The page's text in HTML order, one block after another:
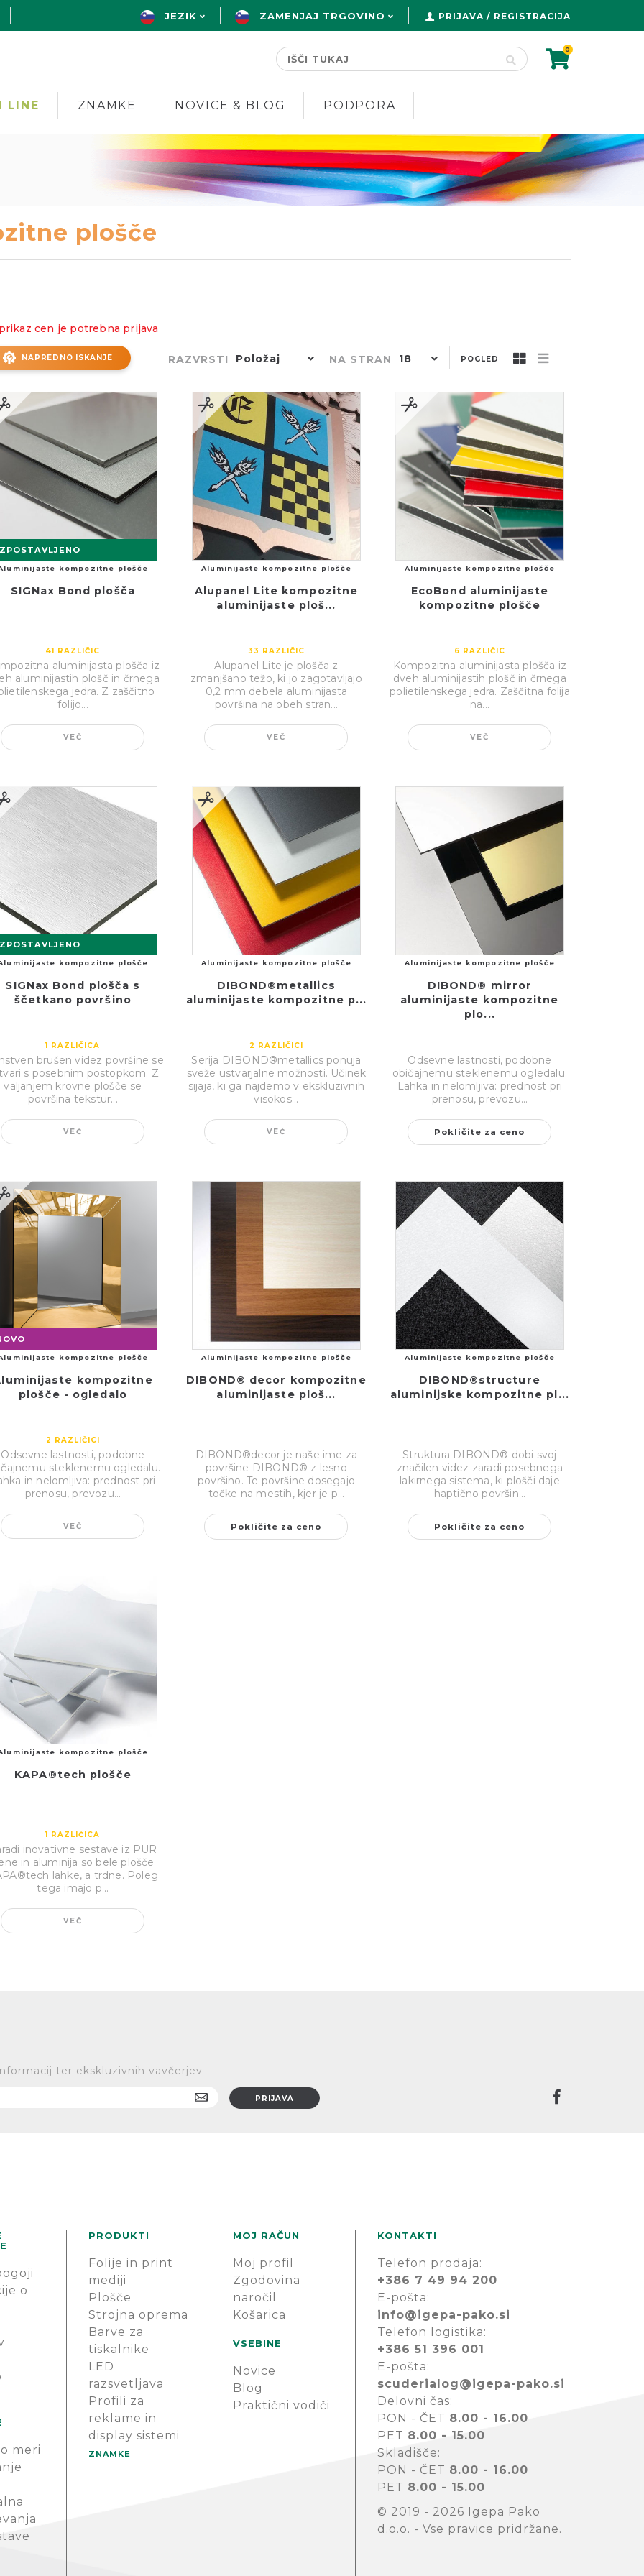
JEZIK ZAMENJAJ TRGOVINO
0
PRIJAVA / REGISTRACIJA
LINE ZNAMKE NOVICE & BLOG PODPORA
plošče
cen je potrebna prijava
RAZVRSTI Položaj NA STRAN 18 POGLED
NAPREDNO ISKANJE
kompozitne plošče
SIGNax Bond plošča
41 RAZLIČIC
aluminijasta plošča iz
aluminijastih plošč in črnega
jedra. Z zaščitno
folijo...
VEČ
Aluminijaste kompozitne plošče
Alupanel Lite kompozitne
aluminijaste ploš...
33 RAZLIČIC
Alupanel Lite je plošča z
zmanjšano težo, ki jo zagotavljajo
0,2 mm debela aluminijasta
površina na obeh stran...
VEČ
Aluminijaste kompozitne plošče
EcoBond aluminijaste
kompozitne plošče
6 RAZLIČIC
Kompozitna aluminijasta plošča iz
dveh aluminijastih plošč in črnega
polietilenskega jedra. Zaščitna folija
na...
VEČ
kompozitne plošče
SIGNax Bond plošča s
ščetkano površino
1 RAZLIČICA
brušen videz površine se
s posebnim postopkom. Z
valjanjem krovne plošče se
površina tekstur...
VEČ
Aluminijaste kompozitne plošče
DIBOND®metallics
aluminijaste kompozitne p...
2 RAZLIČICI
Serija DIBOND®metallics ponuja
sveže ustvarjalne možnosti. Učinek
sijaja, ki ga najdemo v ekskluzivnih
visokos...
VEČ
Aluminijaste kompozitne plošče
DIBOND® mirror
aluminijaste kompozitne
plo...
Odsevne lastnosti, podobne
običajnemu steklenemu ogledalu.
Lahka in nelomljiva: prednost pri
prenosu, prevozu...
Pokličite za ceno
kompozitne plošče
kompozitne
plošče - ogledalo
2 RAZLIČICI
Odsevne lastnosti, podobne
steklenemu ogledalu.
in nelomljiva: prednost pri
prenosu, prevozu...
VEČ
Aluminijaste kompozitne plošče
DIBOND® decor kompozitne
aluminijaste ploš...
DIBOND®decor je naše ime za
površine DIBOND® z lesno
površino. Te površine dosegajo
točke na mestih, kjer je p...
Pokličite za ceno
Aluminijaste kompozitne plošče
DIBOND®structure
aluminijske kompozitne pl...
Struktura DIBOND® dobi svoj
značilen videz zaradi posebnega
lakirnega sistema, ki plošči daje
haptično površin...
Pokličite za ceno
kompozitne plošče
KAPA®tech plošče
1 RAZLIČICA
inovativne sestave iz PUR
in aluminija so bele plošče
lahke, a trdne. Poleg
tega imajo p...
VEČ
ter ekskluzivnih vavčerjev
o
meri
PRODUKTI
Folije in print
mediji
Plošče
Strojna oprema
Barve za
tiskalnike
LED
razsvetljava
Profili za
reklame in
display sistemi
ZNAMKE
MOJ RAČUN
Moj profil
Zgodovina
naročil
Košarica
VSEBINE
Novice
Blog
Praktični vodiči
KONTAKTI
Telefon prodaja:
+386 7 49 94 200
E-pošta:
info@igepa-pako.si
Telefon logistika:
+386 51 396 001
E-pošta:
scuderialog@igepa-pako.si
Delovni čas:
PON - ČET 8.00 - 16.00
PET 8.00 - 15.00
Skladišče:
PON - ČET 8.00 - 16.00
PET 8.00 - 15.00
© 2019 - 2026 Igepa Pako
d.o.o. - Vse pravice pridržane.